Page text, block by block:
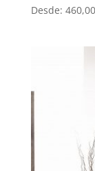
Desde: 460,00